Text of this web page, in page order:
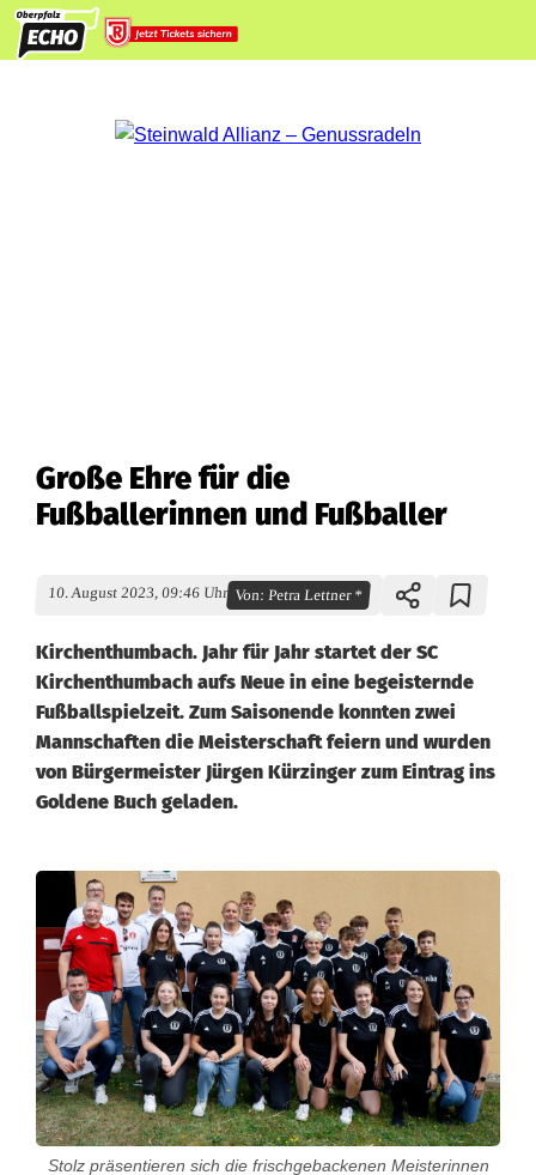
Große Ehre für die
Fußballerinnen und Fußballer
10. August 2023, 09:46 Uhr Von:Petra Lettner *
Kirchenthumbach. Jahr für Jahr startet der SC
Kirchenthumbach aufs Neue in eine begeisternde
Fußballspielzeit. Zum Saisonende konnten zwei
Mannschaften die Meisterschaft feiern und wurden
von Bürgermeister Jürgen Kürzinger zum Eintrag ins
Goldene Buch geladen.
r
ß
e
E
hStolz präsentieren sich die frischgebackenen Meisterinnen